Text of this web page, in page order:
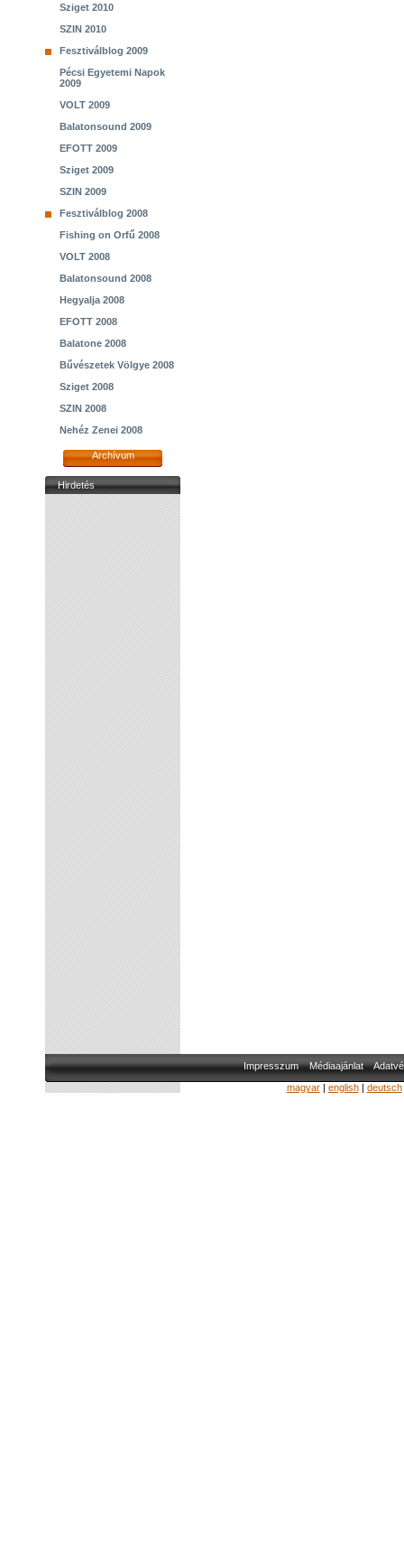
Sziget 2010
SZIN 2010
Fesztiválblog 2009
Pécsi Egyetemi Napok
2009
VOLT 2009
Balatonsound 2009
EFOTT 2009
Sziget 2009
SZIN 2009
Fesztiválblog 2008
Fishing on Orfű 2008
VOLT 2008
Balatonsound 2008
Hegyalja 2008
EFOTT 2008
Balatone 2008
Bűvészetek Völgye 2008
Sziget 2008
SZIN 2008
Nehéz Zenei 2008
Archívum
Hirdetés
Impresszum Médiaajánlat
magyar| english| deutsch